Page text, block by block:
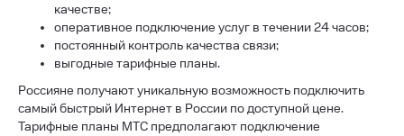
качестве;
оперативное подключение услуг в течении 24 часов;
постоянный контроль качества связи;
выгодные тарифные планы.
Россияне получают уникальную возможность подключить
самый быстрый Интернет в России по доступной цене.
Тарифные планы МТС предполагают подключение